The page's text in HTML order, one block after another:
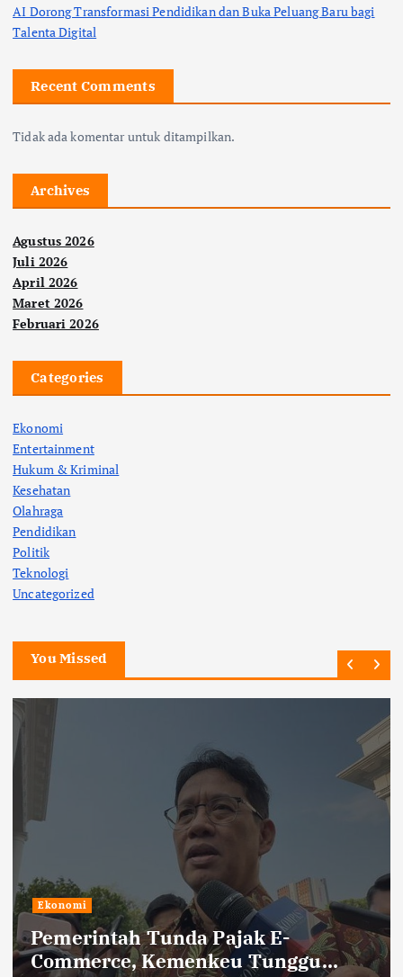
AI Dorong Transformasi Pendidikan dan Buka Peluang Baru bagi
Talenta Digital
Recent Comments
Tidak ada komentar untuk ditampilkan.
Archives
Agustus 2026
Juli 2026
April 2026
Maret 2026
Februari 2026
Categories
Ekonomi
Entertainment
Hukum & Kriminal
Kesehatan
Olahraga
Pendidikan
Politik
Teknologi
Uncategorized
You Missed
Ekonomi
Pemerintah Tunda Pajak E-
Commerce, Kemenkeu Tunggu